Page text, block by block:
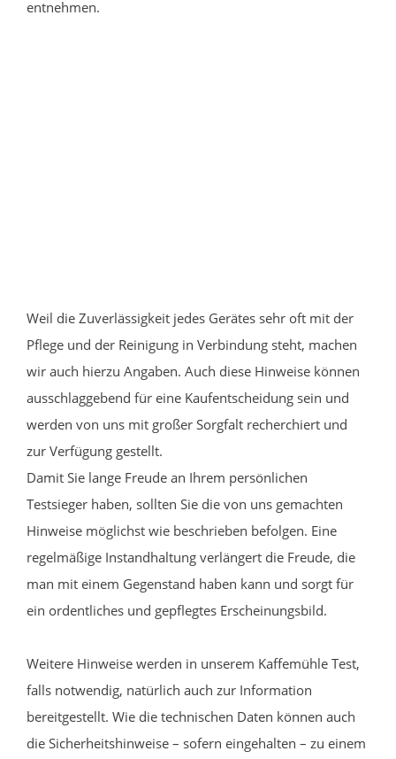
entnehmen.
Weil die Zuverlässigkeit jedes Gerätes sehr oft mit der
Pflege und der Reinigung in Verbindung steht, machen
wir auch hierzu Angaben. Auch diese Hinweise können
ausschlaggebend für eine Kaufentscheidung sein und
werden von uns mit großer Sorgfalt recherchiert und
zur Verfügung gestellt.
Damit Sie lange Freude an Ihrem persönlichen
Testsieger haben, sollten Sie die von uns gemachten
Hinweise möglichst wie beschrieben befolgen. Eine
regelmäßige Instandhaltung verlängert die Freude, die
man mit einem Gegenstand haben kann und sorgt für
ein ordentliches und gepflegtes Erscheinungsbild.
Weitere Hinweise werden in unserem Kaffemühle Test,
falls notwendig, natürlich auch zur Information
bereitgestellt. Wie die technischen Daten können auch
die Sicherheitshinweise – sofern eingehalten – zu einem